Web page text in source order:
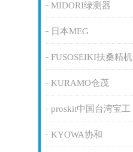
MIDORI绿测器
日本MEG
FUSOSEIKI扶桑精机
KURAMO仓茂
proskit中国台湾宝工
KYOWA协和